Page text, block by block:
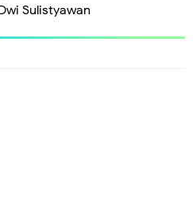
Sulistyawan